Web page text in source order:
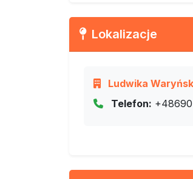
Lokalizacje
Ludwika
Telefon: